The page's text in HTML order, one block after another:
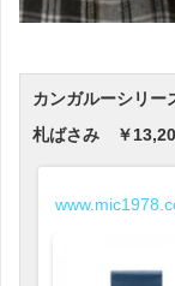
カンガルーシリー
札ばさみ ￥